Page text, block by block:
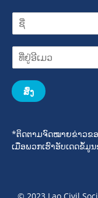
ສົ່ງ
*ຕິດຕາມຈົດໝາຍຂ່າວຂອ
ເມື່ອພວກເຮົາອັບເດດຂໍ້ມູ